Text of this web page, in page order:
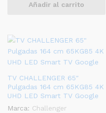
Añadir al carrito
TV CHALLENGER 65″
Pulgadas 164 cm 65KG85 4K
UHD LED Smart TV Google
Marca: Challenger